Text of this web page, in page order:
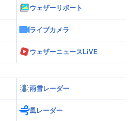
ウェザーリポート
ライブカメラ
ウェザーニュースLiVE
雨雪レーダー
風レーダー